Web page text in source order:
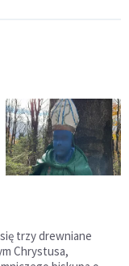
trzy drewniane
Chrystusa,